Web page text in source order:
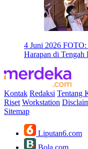
4 Juni 2026 FOTO:
Harapan di
Kontak Redaksi Tentang
Riset Workstation
Sitemap
Liputan6.com